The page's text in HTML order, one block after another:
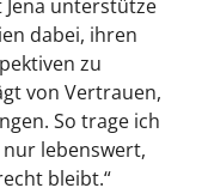
Jena unterstütze
dabei, ihren
zu
von Vertrauen,
So trage ich
lebenswert,
bleibt.“